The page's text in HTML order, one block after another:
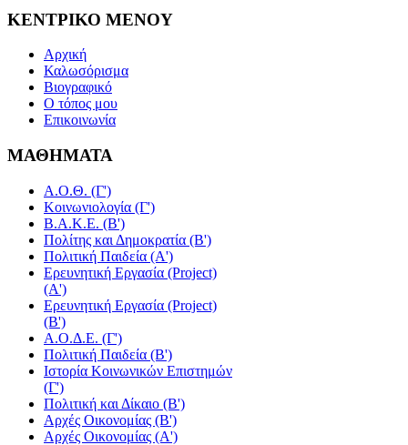
ΚΕΝΤΡΙΚΟ ΜΕΝΟΥ
Αρχική
Καλωσόρισμα
Βιογραφικό
Ο τόπος μου
Επικοινωνία
ΜΑΘΗΜΑΤΑ
Α.Ο.Θ. (Γ')
Κοινωνιολογία (Γ')
Β.Α.Κ.Ε. (Β')
Πολίτης και Δημοκρατία (Β')
Πολιτική Παιδεία (A')
Ερευνητική Εργασία (Project)
(Α')
Ερευνητική Εργασία (Project)
(Β')
Α.Ο.Δ.Ε. (Γ')
Πολιτική Παιδεία (Β')
Ιστορία Κοινωνικών Επιστημών
(Γ')
Πολιτική και Δίκαιο (Β')
Αρχές Οικονομίας (Β')
Αρχές Οικονομίας (Α')